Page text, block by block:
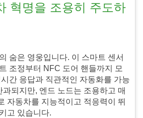
혁명을 조용히 주도하
숨은 영웅입니다. 이 스마트 센서
조정부터 NFC 도어 핸들까지 모
간 응답과 직관적인 자동화를 가능
되지만, 엔드 노드는 조용하고 매
자동차를 지능적이고 적응력이 뛰
고 있습니다.